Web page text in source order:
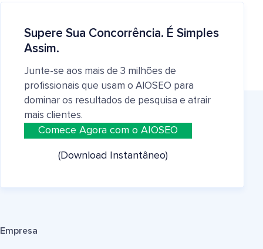
Supere Sua Concorrência. É Simples
Assim.
Junte-se aos mais de 3 milhões de
profissionais que usam o AIOSEO para
dominar os resultados de pesquisa e atrair
mais clientes.
Comece Agora com o AIOSEO
(Download Instantâneo)
Empresa